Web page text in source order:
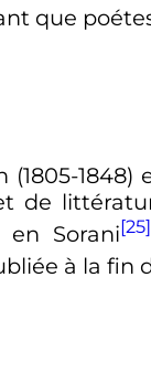
que
1848)
de
en Sorani[25]
à la fin